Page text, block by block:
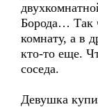
Борода… Так
комнату, а в
кто-то еще.
соседа.
Девушка